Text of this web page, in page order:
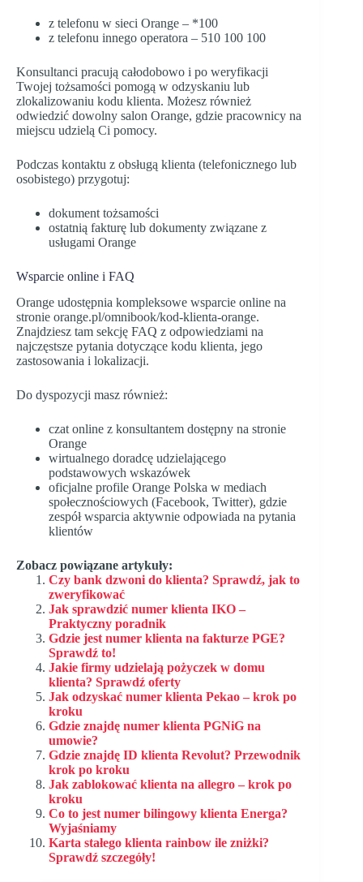
z telefonu w sieci Orange – *100
z telefonu innego operatora – 510 100 100
Konsultanci pracują całodobowo i po weryfikacji
Twojej tożsamości pomogą w odzyskaniu lub
zlokalizowaniu kodu klienta. Możesz również
odwiedzić dowolny salon Orange, gdzie pracownicy na
miejscu udzielą Ci pomocy.
Podczas kontaktu z obsługą klienta (telefonicznego lub
osobistego) przygotuj:
dokument tożsamości
ostatnią fakturę lub dokumenty związane z
usługami Orange
Wsparcie online i FAQ
Orange udostępnia kompleksowe wsparcie online na
stronie orange.pl/omnibook/kod-klienta-orange.
Znajdziesz tam sekcję FAQ z odpowiedziami na
najczęstsze pytania dotyczące kodu klienta, jego
zastosowania i lokalizacji.
Do dyspozycji masz również:
czat online z konsultantem dostępny na stronie
Orange
wirtualnego doradcę udzielającego
podstawowych wskazówek
oficjalne profile Orange Polska w mediach
społecznościowych (Facebook, Twitter), gdzie
zespół wsparcia aktywnie odpowiada na pytania
klientów
Zobacz powiązane artykuły:
Czy bank dzwoni do klienta? Sprawdź, jak to
zweryfikować
Jak sprawdzić numer klienta IKO –
Praktyczny poradnik
Gdzie jest numer klienta na fakturze PGE?
Sprawdź to!
Jakie firmy udzielają pożyczek w domu
klienta? Sprawdź oferty
Jak odzyskać numer klienta Pekao – krok po
kroku
Gdzie znajdę numer klienta PGNiG na
umowie?
Gdzie znajdę ID klienta Revolut? Przewodnik
krok po kroku
Jak zablokować klienta na allegro – krok po
kroku
Co to jest numer bilingowy klienta Energa?
Wyjaśniamy
Karta stałego klienta rainbow ile zniżki?
Sprawdź szczegóły!